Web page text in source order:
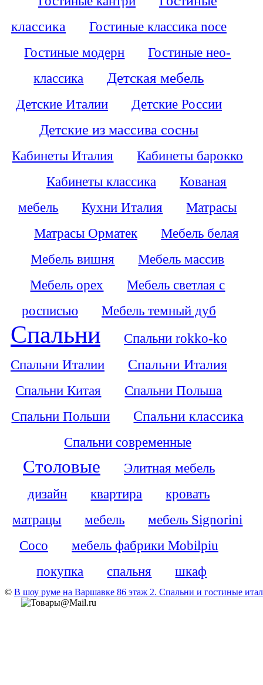
классика
Гостиные классика noce
Гостиные модерн
Гостиные нео-
классика
Детская мебель
Детские Италии
Детские России
Детские из массива сосны
Кабинеты Италия
Кабинеты барокко
Кабинеты классика
Кованая
мебель
Кухни Италия
Матрасы
Матрасы Орматек
Мебель белая
Мебель вишня
Мебель массив
Мебель орех
Мебель светлая с
росписью
Мебель темный дуб
Спальни
Спальни rokko-ko
Спальни Италии
Спальни Италия
Спальни Китая
Спальни Польша
Спальни Польши
Спальни классика
Спальни современные
Столовые
Элитная мебель
дизайн
квартира
кровать
матрацы
мебель
мебель Signorini
Coco
мебель фабрики Mobilpiu
покупка
спальня шкаф
© В шоу руме на Варшавке 86 этаж 2. Cпальни и гостиные